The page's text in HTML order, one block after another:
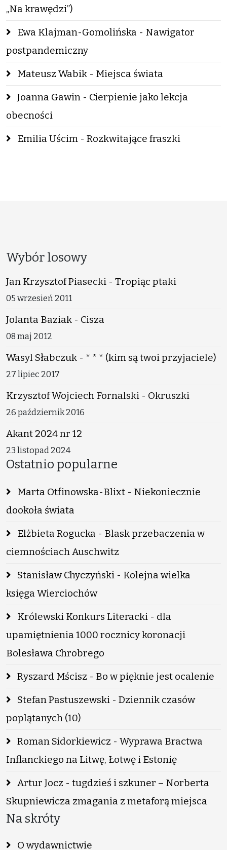
„Na krawędzi”)
Ewa Klajman-Gomolińska - Nawigator
postpandemiczny
Mateusz Wabik - Miejsca świata
Joanna Gawin - Cierpienie jako lekcja
obecności
Emilia Uścim - Rozkwitające fraszki
Wybór losowy
Jan Krzysztof Piasecki - Tropiąc ptaki
05 wrzesień 2011
Jolanta Baziak - Cisza
08 maj 2012
Wasyl Słabczuk - * * * (kim są twoi przyjaciele)
27 lipiec 2017
Krzysztof Wojciech Fornalski - Okruszki
26 październik 2016
Akant 2024 nr 12
23 listopad 2024
Ostatnio popularne
Marta Otfinowska-Blixt - Niekoniecznie
dookoła świata
Elżbieta Rogucka - Blask przebaczenia w
ciemnościach Auschwitz
Stanisław Chyczyński - Kolejna wielka
księga Wierciochów
Królewski Konkurs Literacki - dla
upamiętnienia 1000 rocznicy koronacji
Bolesława Chrobrego
Ryszard Mścisz - Bo w pięknie jest ocalenie
Stefan Pastuszewski - Dziennik czasów
poplątanych (10)
Roman Sidorkiewicz - Wyprawa Bractwa
Inflanckiego na Litwę, Łotwę i Estonię
Artur Jocz - tugdzieś i szkuner – Norberta
Skupniewicza zmagania z metaforą miejsca
Na skróty
O wydawnictwie